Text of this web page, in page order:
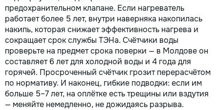
предохранительном клапане. Если нагреватель
работает более 5 лет, внутри наверняка накопилась
накипь, которая снижает эффективность нагрева и
сокращает срок службы ТЭНа. Счётчики воды
проверьте на предмет срока поверки — в Молдове он
составляет 6 лет для холодной воды и 4 года для
горячей. Просроченный счётчик грозит перерасчётом
по нормативу. И наконец, гибкие подводки: если им
больше 5–7 лет, на оплётке есть трещины или вздутия
— меняйте немедленно, не дожидаясь разрыва.